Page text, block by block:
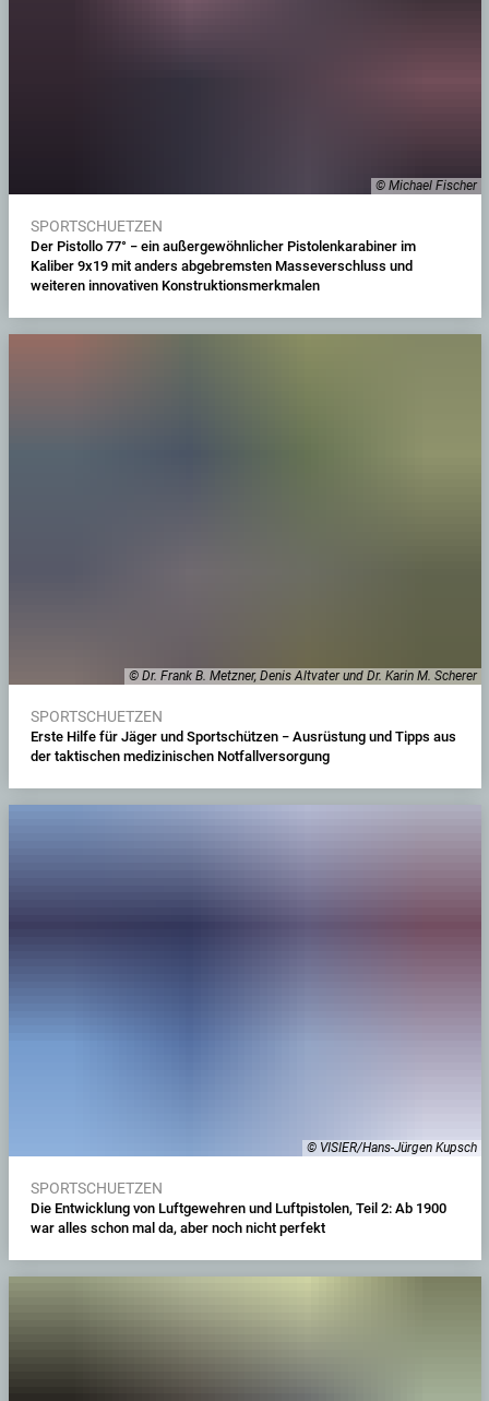
© Michael Fischer
SPORTSCHUETZEN
Der Pistollo 77° − ein außergewöhnlicher Pistolenkarabiner im
Kaliber 9x19 mit anders abgebremsten Masseverschluss und
weiteren innovativen Konstruktionsmerkmalen
© Dr. Frank B. Metzner, Denis Altvater und Dr. Karin M. Scherer
SPORTSCHUETZEN
Erste Hilfe für Jäger und Sportschützen − Ausrüstung und Tipps aus
der taktischen medizinischen Notfallversorgung
© VISIER/Hans-Jürgen Kupsch
SPORTSCHUETZEN
Die Entwicklung von Luftgewehren und Luftpistolen, Teil 2: Ab 1900
war alles schon mal da, aber noch nicht perfekt